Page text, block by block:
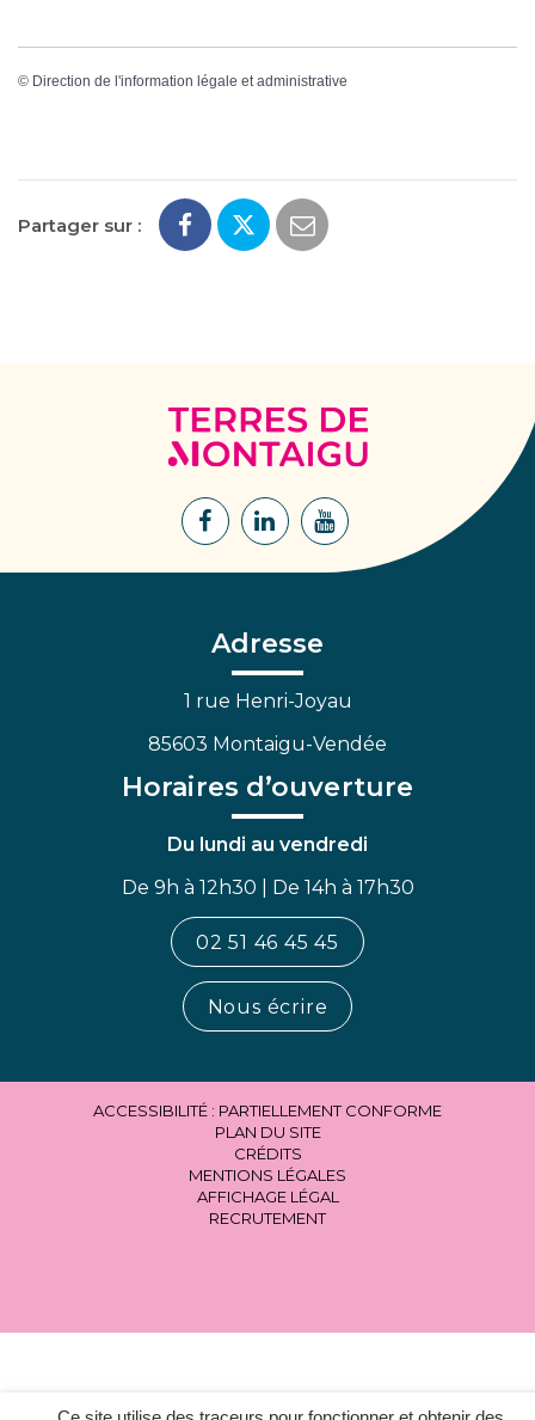
© Direction de l'information légale et administrative
Partager sur :
Terres
de
Lien
Facebook
Lien
Lien
Adresse
1 rue Henri-Joyau
85603 Montaigu-Vendée
Horaires d’ouverture
Du lundi au vendredi
De 9h à 12h30 | De 14h à 17h30
02 51 46 45 45
Nous écrire
ACCESSIBILITÉ : PARTIELLEMENT CONFORME
PLAN DU SITE
CRÉDITS
MENTIONS LÉGALES
AFFICHAGE LÉGAL
RECRUTEMENT